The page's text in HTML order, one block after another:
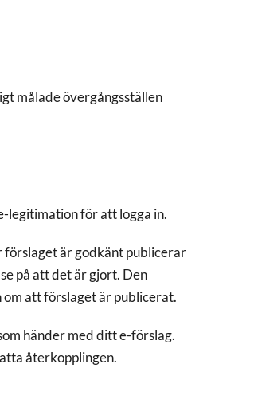
målade övergångsställen
legitimation för att logga in.
förslaget är godkänt publicerar
på att det är gjort. Den
att förslaget är publicerat.
händer med ditt e-förslag.
återkopplingen.